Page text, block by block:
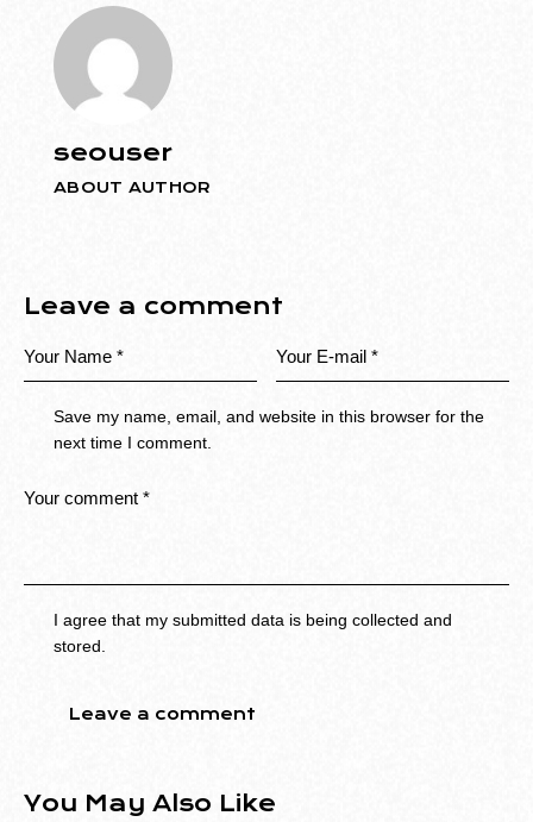
seouser
ABOUT AUTHOR
Leave a comment
Save my name, email, and website in this browser for the
next time I comment.
I agree that my submitted data is being collected and
stored.
You May Also Like